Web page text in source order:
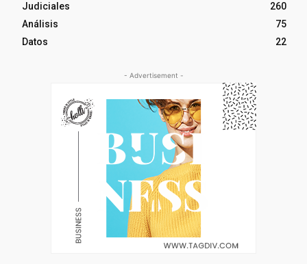
Judiciales
260
Análisis
75
Datos
22
- Advertisement -